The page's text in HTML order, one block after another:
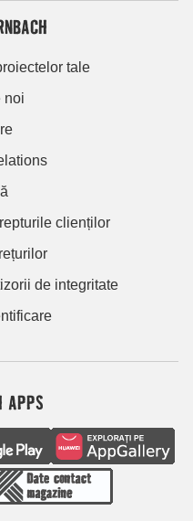
tale
noi
clienților
de integritate
APPS